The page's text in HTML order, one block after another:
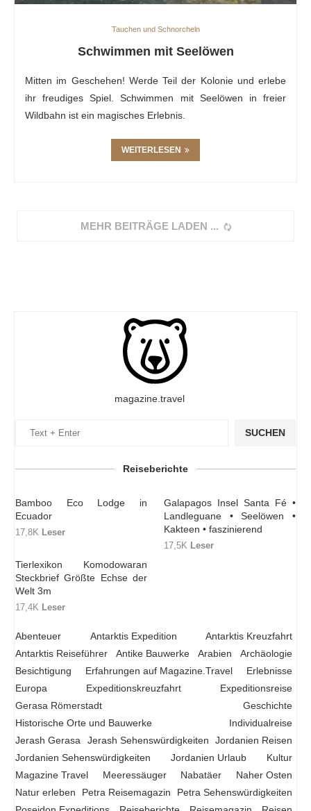
Tauchen und Schnorcheln
Schwimmen mit Seelöwen
Mitten im Geschehen! Werde Teil der Kolonie und erlebe
ihr freudiges Spiel. Schwimmen mit Seelöwen in freier
Wildbahn ist ein magisches Erlebnis.
WEITERLESEN
MEHR BEITRÄGE LADEN
magazine.travel
SUCHEN
Reiseberichte
Bamboo Eco Lodge in
Ecuador
17,8K Leser
Galapagos Insel Santa Fé •
Landleguane • Seelöwen •
Kakteen • faszinierend
17,5K Leser
Tierlexikon Komodowaran
Steckbrief Größte Echse der
Welt 3m
17,4K Leser
Abenteuer Antarktis Expedition
Antarktis Kreuzfahrt
Antarktis Reiseführer
Antike Bauwerke Arabien
Archäologie
Besichtigung
Erfahrungen auf Magazine.Travel
Erlebnisse
Europa
Expeditionskreuzfahrt
Expeditionsreise
Gerasa Römerstadt
Geschichte
Historische Orte und Bauwerke
Individualreise
Jerash Gerasa
Jerash Sehenswürdigkeiten
Jordanien Reisen
Jordanien Sehenswürdigkeiten
Jordanien Urlaub
Kultur
Magazine Travel
Meeressäuger Nabatäer
Naher Osten
Natur erleben
Petra Reisemagazin
Petra Sehenswürdigkeiten